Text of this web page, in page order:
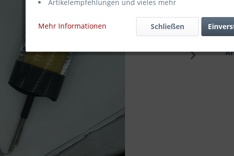
Artikelempfehlungen und vieles mehr
Mehr Informationen Schließen